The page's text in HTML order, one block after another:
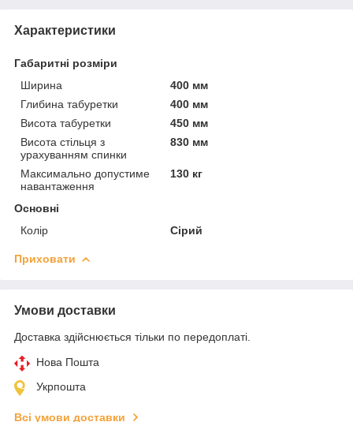
Характеристики
Габаритні розміри
Ширина
400 мм
Глибина табуретки
400 мм
Висота табуретки
450 мм
Висота стільця з
урахуванням спинки
830 мм
Максимально допустиме
навантаження
130 кг
Основні
Колір
Сірий
Приховати
Умови доставки
Доставка здійснюється тільки по передоплаті.
Нова Пошта
Укрпошта
Всі умови доставки